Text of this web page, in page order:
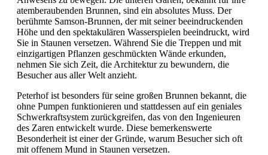
atemberaubenden Brunnen, sind ein absolutes Muss. Der
berühmte Samson-Brunnen, der mit seiner beeindruckenden
Höhe und den spektakulären Wasserspielen beeindruckt, wird
Sie in Staunen versetzen. Während Sie die Treppen und mit
einzigartigen Pflanzen geschmückten Wände erkunden,
nehmen Sie sich Zeit, die Architektur zu bewundern, die
Besucher aus aller Welt anzieht.
Peterhof ist besonders für seine großen Brunnen bekannt, die
ohne Pumpen funktionieren und stattdessen auf ein geniales
Schwerkraftsystem zurückgreifen, das von den Ingenieuren
des Zaren entwickelt wurde. Diese bemerkenswerte
Besonderheit ist einer der Gründe, warum Besucher sich oft
mit offenem Mund in Staunen versetzen.